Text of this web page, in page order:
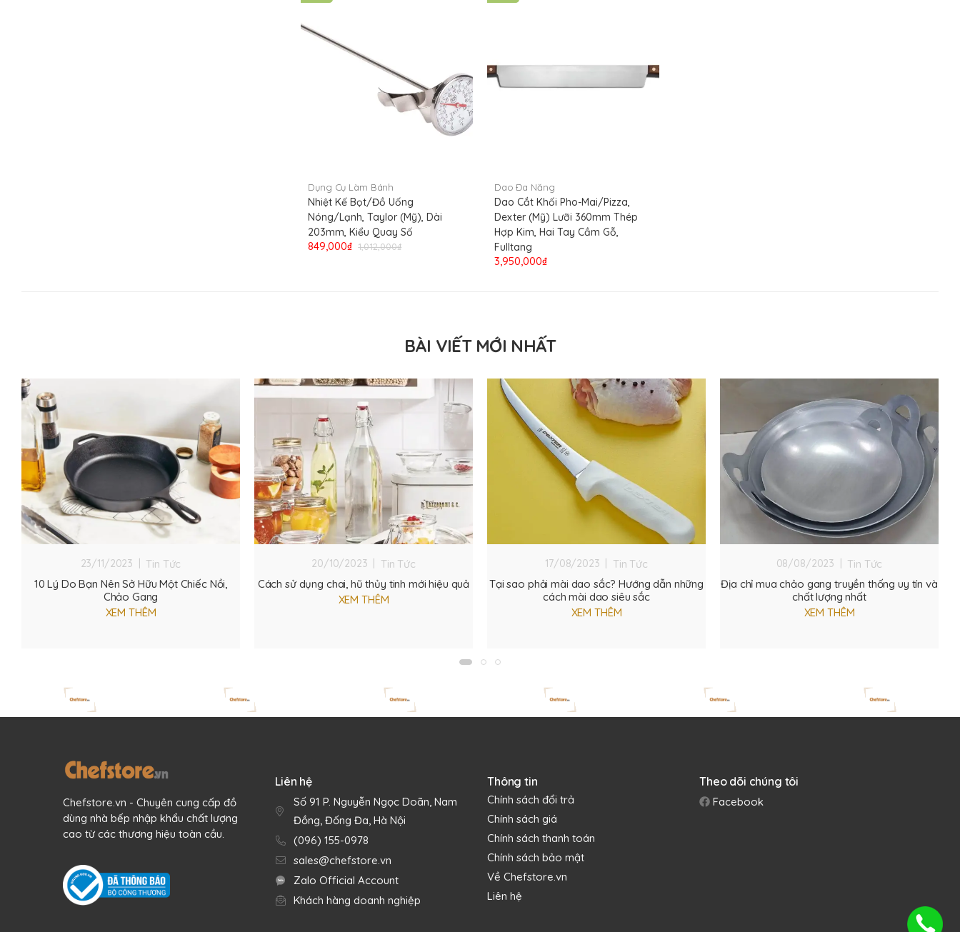
Dụng Cụ Làm Bánh
Nhiệt Kế Bọt/Đồ Uống
Nóng/Lạnh, Taylor (Mỹ), Dài
203mm, Kiểu Quay Số
849,000₫ 1,012,000₫
Dao Đa Năng
Dao Cắt Khối Pho-Mai/Pizza,
Dexter (Mỹ) Lưỡi 360mm Thép
Hợp Kim, Hai Tay Cầm Gỗ,
Fulltang
3,950,000₫
BÀI VIẾT MỚI NHẤT
23/11/2023 | Tin Tức
10 Lý Do Bạn Nên Sở Hữu Một Chiếc Nồi,
Chảo Gang
XEM THÊM
20/10/2023 | Tin Tức
Cách sử dụng chai, hũ thủy tinh mới hiệu quả
XEM THÊM
17/08/2023 | Tin Tức
Tại sao phải mài dao sắc? Hướng dẫn những
cách mài dao siêu sắc
XEM THÊM
08/08/2023 | Tin Tức
Địa chỉ mua chảo gang truyền thống uy tín và
chất lượng nhất
XEM THÊM
Chefstore.vn - Chuyên cung cấp đồ
dùng nhà bếp nhập khẩu chất lượng
cao từ các thương hiệu toàn cầu.
Liên hệ
Số 91 P. Nguyễn Ngọc Doãn, Nam
Đồng, Đống Đa, Hà Nội
(096) 155-0978
sales@chefstore.vn
Zalo Official Account
Khách hàng doanh nghiệp
Thông tin
Chính sách đổi trả
Chính sách giá
Chính sách thanh toán
Chính sách bảo mật
Về Chefstore.vn
Liên hệ
Theo dõi chúng tôi
Facebook